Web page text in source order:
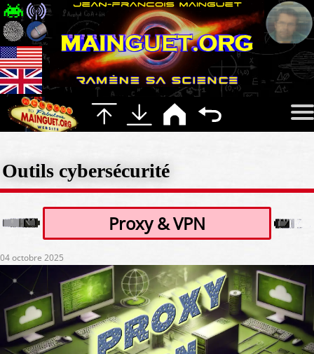
Outils cybersécurité
Proxy & VPN
04 octobre 2025